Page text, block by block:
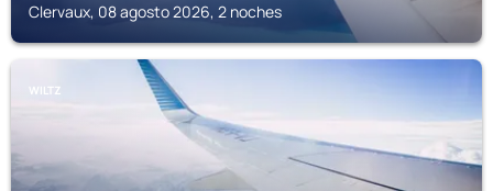
Clervaux, 08 agosto 2026, 2 noches
WILTZ